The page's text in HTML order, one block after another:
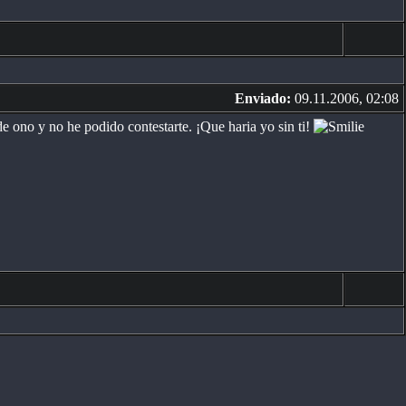
Enviado: 09.11.2006, 02:08
ono y no he podido contestarte. ¡Que haria yo sin ti!